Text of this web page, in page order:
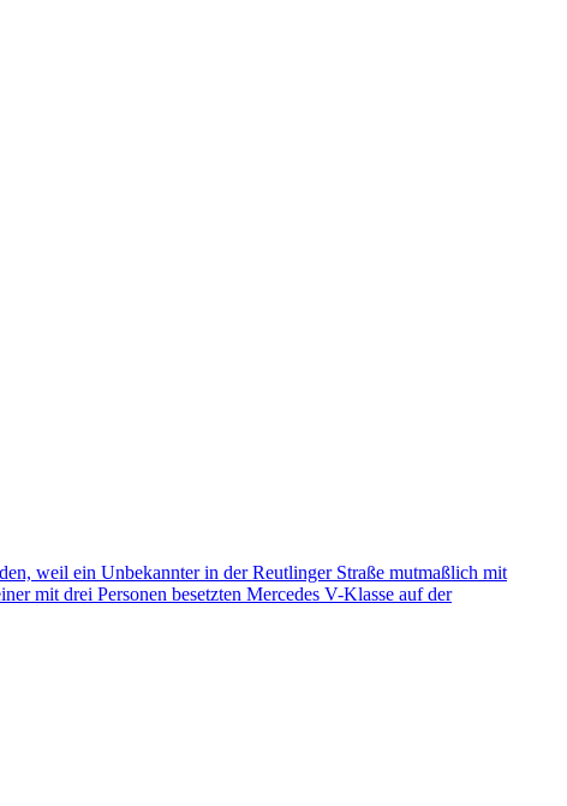
weil ein Unbekannter in der Reutlinger Straße mutmaßlich mit
mit drei Personen besetzten Mercedes V-Klasse auf der